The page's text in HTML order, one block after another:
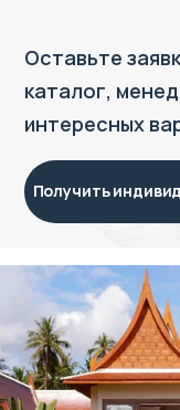
Оставьте
каталог,
интересных
Получить